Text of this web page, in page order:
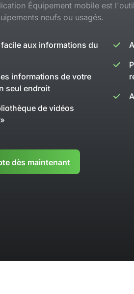
Équipement mobile est
neufs ou usagés.
aux informations du
informations de votre
seul endroit
de vidéos
dès maintenant